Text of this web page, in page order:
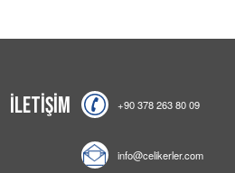
İletişim +90 378 263 80 09
info@celikerler.com